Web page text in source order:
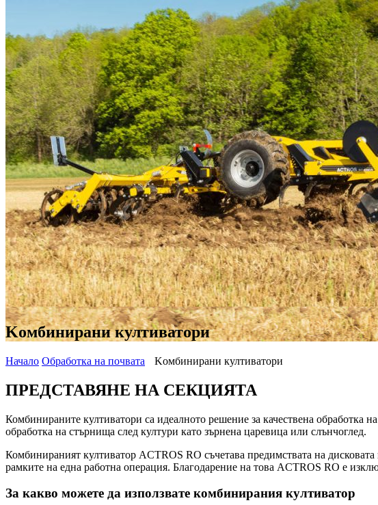
Kомбинирани култиватори
Начало Обработка на почвата Kомбинирани култиватори
ПРЕДСТАВЯНЕ НА СЕКЦИЯТА
Комбинираните култиватори са идеалното решение за качествена обработка
обработка на стърнища след култури като зърнена царевица или слънчоглед.
Комбинираният култиватор ACTROS RO съчетава предимствата на
рамките на една работна операция. Благодарение на това ACTROS RO е
За какво можете да използвате комбинирания култиватор